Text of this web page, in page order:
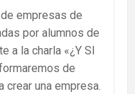
empresas de
por alumnos de
a la charla «¿Y SI
de
una empresa.